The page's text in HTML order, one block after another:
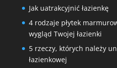
Jak uatrakcyjnić łazienkę
4 rodzaje płytek
wygląd Twojej łazienki
5 rzeczy, których należy
łazienkowej